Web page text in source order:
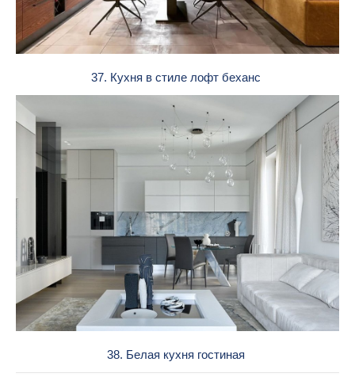
37. Кухня в стиле лофт беханс
38. Белая кухня гостиная